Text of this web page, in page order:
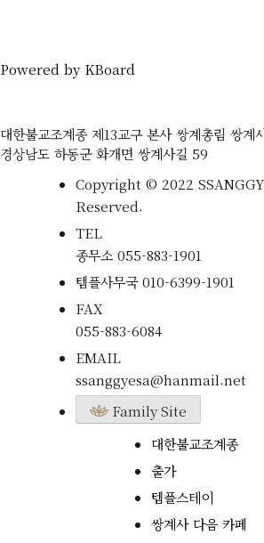
Powered by KBoard
대한불교조계종 제13교구 본사 쌍계총림 쌍계
경상남도 하동군 화개면 쌍계사길 59
Copyright © 2022
Reserved.
TEL
종무소055-883-1901
템플사무국010-6399-1901
FAX
055-883-6084
EMAIL
ssanggyesa@hanmail.net
Family Site
대한불교조계종
출가
템플스테이
쌍계사 다음 카페